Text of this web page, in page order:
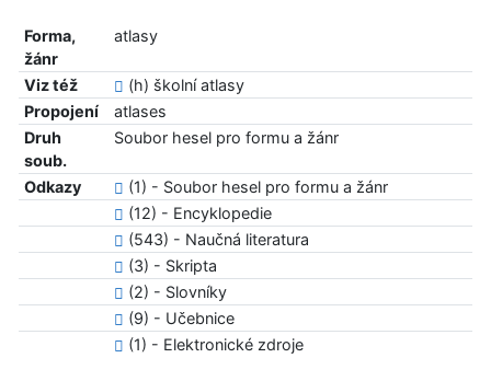
Forma,
žánr
atlasy
Viz též
(h) školní atlasy
Propojení
atlases
Druh
soub.
Soubor hesel pro formu a žánr
Odkazy
(1) - Soubor hesel pro formu a žánr
(12) - Encyklopedie
(543) - Naučná literatura
(3) - Skripta
(2) - Slovníky
(9) - Učebnice
(1) - Elektronické zdroje